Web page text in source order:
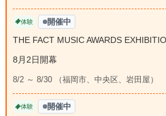
体験 開催中
THE FACT MUSIC AWARDS
8月2日開幕
8/2 ～ 8/30 （福岡市、中央区、岩田屋）
体験 開催中